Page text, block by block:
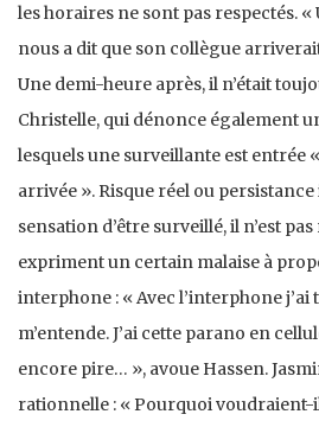
les horaires ne sont pas respectés.
nous a dit que son collègue
Une demi-heure après, il n’était
Christelle, qui dénonce également
lesquels une surveillante est entrée
arrivée ». Risque réel ou
sensation d’être surveillé, il n’est
expriment un certain malaise à
interphone : « Avec l’interphone j’ai
m’entende. J’ai cette parano en
encore pire… », avoue Hassen.
rationnelle : « Pourquoi voudraient-